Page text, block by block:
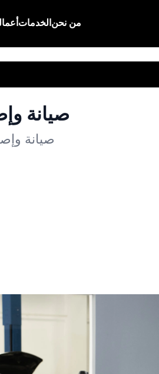
من نحنالخدمات
صيانة
صيانة